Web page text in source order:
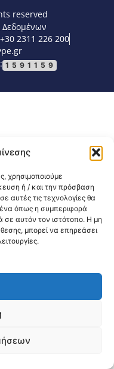
χρησιμοποιούμε
ή / και την πρόσβαση
αυτές τις τεχνολογίες θα
όπως η συμπεριφορά
σε αυτόν τον ιστότοπο. Η μη
μπορεί να επηρεάσει
reserved
Δεδομένων
2311 226 200
1591159